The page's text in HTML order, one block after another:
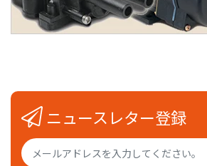
ニュースレター登録